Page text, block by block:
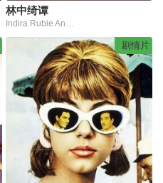
林中绮谭
剧情片